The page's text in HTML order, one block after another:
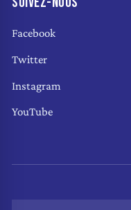
Facebook
Twitter
Instagram
YouTube